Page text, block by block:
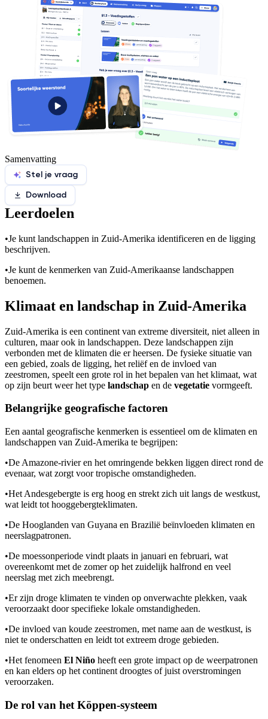
Samenvatting
Stel je vraag
Download
Leerdoelen
•Je kunt landschappen in Zuid-Amerika identificeren en de ligging
beschrijven.
•Je kunt de kenmerken van Zuid-Amerikaanse landschappen
benoemen.
Klimaat en landschap in Zuid-Amerika
Zuid-Amerika is een continent van extreme diversiteit, niet alleen in
culturen, maar ook in landschappen. Deze landschappen zijn
verbonden met de klimaten die er heersen. De fysieke situatie van
een gebied, zoals de ligging, het reliëf en de invloed van
zeestromen, speelt een grote rol in het bepalen van het klimaat, wat
op zijn beurt weer het type landschap en de vegetatie vormgeeft.
Belangrijke geografische factoren
Een aantal geografische kenmerken is essentieel om de klimaten en
landschappen van Zuid-Amerika te begrijpen:
•De Amazone-rivier en het omringende bekken liggen direct rond de
evenaar, wat zorgt voor tropische omstandigheden.
•Het Andesgebergte is erg hoog en strekt zich uit langs de westkust,
wat leidt tot hooggebergteklimaten.
•De Hooglanden van Guyana en Brazilië beïnvloeden klimaten en
neerslagpatronen.
•De moessonperiode vindt plaats in januari en februari, wat
overeenkomt met de zomer op het zuidelijk halfrond en veel
neerslag met zich meebrengt.
•Er zijn droge klimaten te vinden op onverwachte plekken, vaak
veroorzaakt door specifieke lokale omstandigheden.
•De invloed van koude zeestromen, met name aan de westkust, is
niet te onderschatten en leidt tot extreem droge gebieden.
•Het fenomeen El Niño heeft een grote impact op de weerpatronen
en kan elders op het continent droogtes of juist overstromingen
veroorzaken.
De rol van het Köppen-systeem